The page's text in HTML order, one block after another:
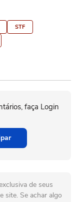
STF
faça Login
de seus
site. Se achar algo